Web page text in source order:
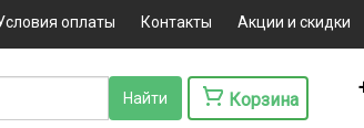
оплаты Контакты Акции и скидки
Корзина